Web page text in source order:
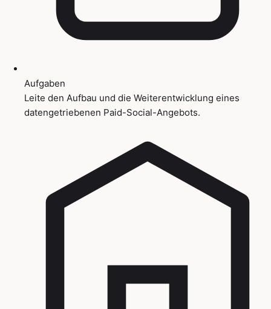
Aufgaben
Leite den Aufbau und die Weiterentwicklung eines
datengetriebenen Paid-Social-Angebots.